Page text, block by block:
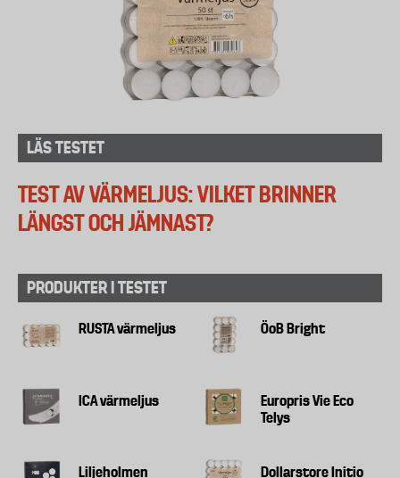
LÄS TESTET
TEST AV VÄRMELJUS: VILKET BRINNER
LÄNGST OCH JÄMNAST?
PRODUKTER I TESTET
RUSTA värmeljus ÖoB Bright
ICA värmeljus
Europris Vie Eco
Telys
Liljeholmen
Dollarstore Initio